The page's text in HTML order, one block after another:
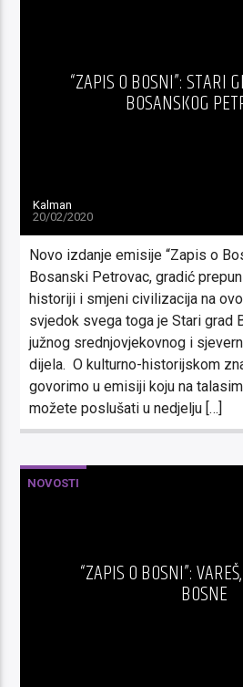
“ZAPIS O BOSNI”: STARI
BOSANSKOG
Kalman
20/02/2020
Novo izdanje emisije “Zapis o
Bosanski Petrovac, gradić
historiji i smjeni civilizacija na
svjedok svega toga je Stari grad
južnog srednjovjekovnog i
dijela. O kulturno-historijskom
govorimo u emisiji koju na
možete poslušati u nedjelju […]
NOVOSTI
“ZAPIS O BOSNI”:
BOSNE